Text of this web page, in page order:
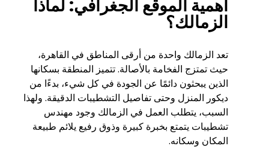
أهمية الموقع الجغرافي: لماذا
الزمالك؟
تعد الزمالك واحدة من أرقى المناطق في القاهرة،
حيث تمتزج الفخامة بالأصالة. تتميز المنطقة بسكانها
الذين يبحثون دائمًا عن الجودة في كل شيء، بدءًا من
ديكور المنزل وحتى تفاصيل التشطيبات الدقيقة. ولهذا
السبب، يتطلب العمل في الزمالك وجود مهندس
تشطيبات يتمتع بخبرة كبيرة وذوق رفيع يلائم طبيعة
المكان وسكانه.